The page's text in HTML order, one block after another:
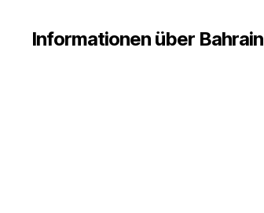
Informationen über Bahrain